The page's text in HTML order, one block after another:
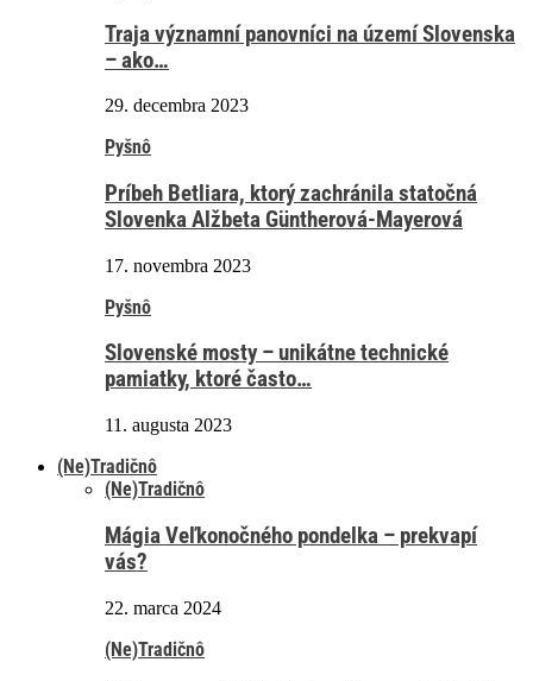
Traja významní panovníci na území Slovenska
– ako…
29. decembra 2023
Pyšnô
Príbeh Betliara, ktorý zachránila statočná
Slovenka Alžbeta Güntherová-Mayerová
17. novembra 2023
Pyšnô
Slovenské mosty – unikátne technické
pamiatky, ktoré často…
11. augusta 2023
(Ne)Tradičnô
(Ne)Tradičnô
Mágia Veľkonočného pondelka – prekvapí
vás?
22. marca 2024
(Ne)Tradičnô